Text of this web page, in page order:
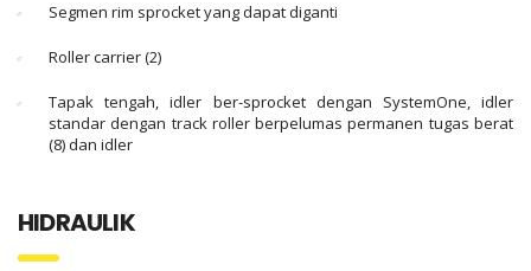
Segmen rim sprocket yang dapat diganti
Roller carrier (2)
Tapak tengah, idler ber-sprocket dengan SystemOne, idler
standar dengan track roller berpelumas permanen tugas berat
(8) dan idler
HIDRAULIK